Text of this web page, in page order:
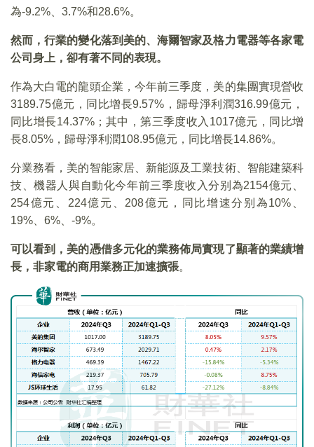
為-9.2%、3.7%和28.6%。
然而，行業的變化落到美的、海爾智家及格力電器等各家電
公司身上，卻有著不同的表現。
作為大白電的龍頭企業，今年前三季度，美的集團實現營收
3189.75億元，同比增長9.57%，歸母淨利潤316.99億元，
同比增長14.37%；其中，第三季度收入1017億元，同比增
長8.05%，歸母淨利潤108.95億元，同比增長14.86%。
分業務看，美的智能家居、新能源及工業技術、智能建築科
技、機器人與自動化今年前三季度收入分别為2154億元、
254億元、224億元、208億元，同比增速分别為10%、
19%、6%、-9%。
可以看到，美的憑借多元化的業務佈局實現了顯著的業績增
長，非家電的商用業務正加速擴張。